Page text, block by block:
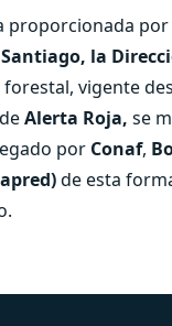
proporcionada por
la
vigente
Alerta Roja, se
por Conaf,
de esta